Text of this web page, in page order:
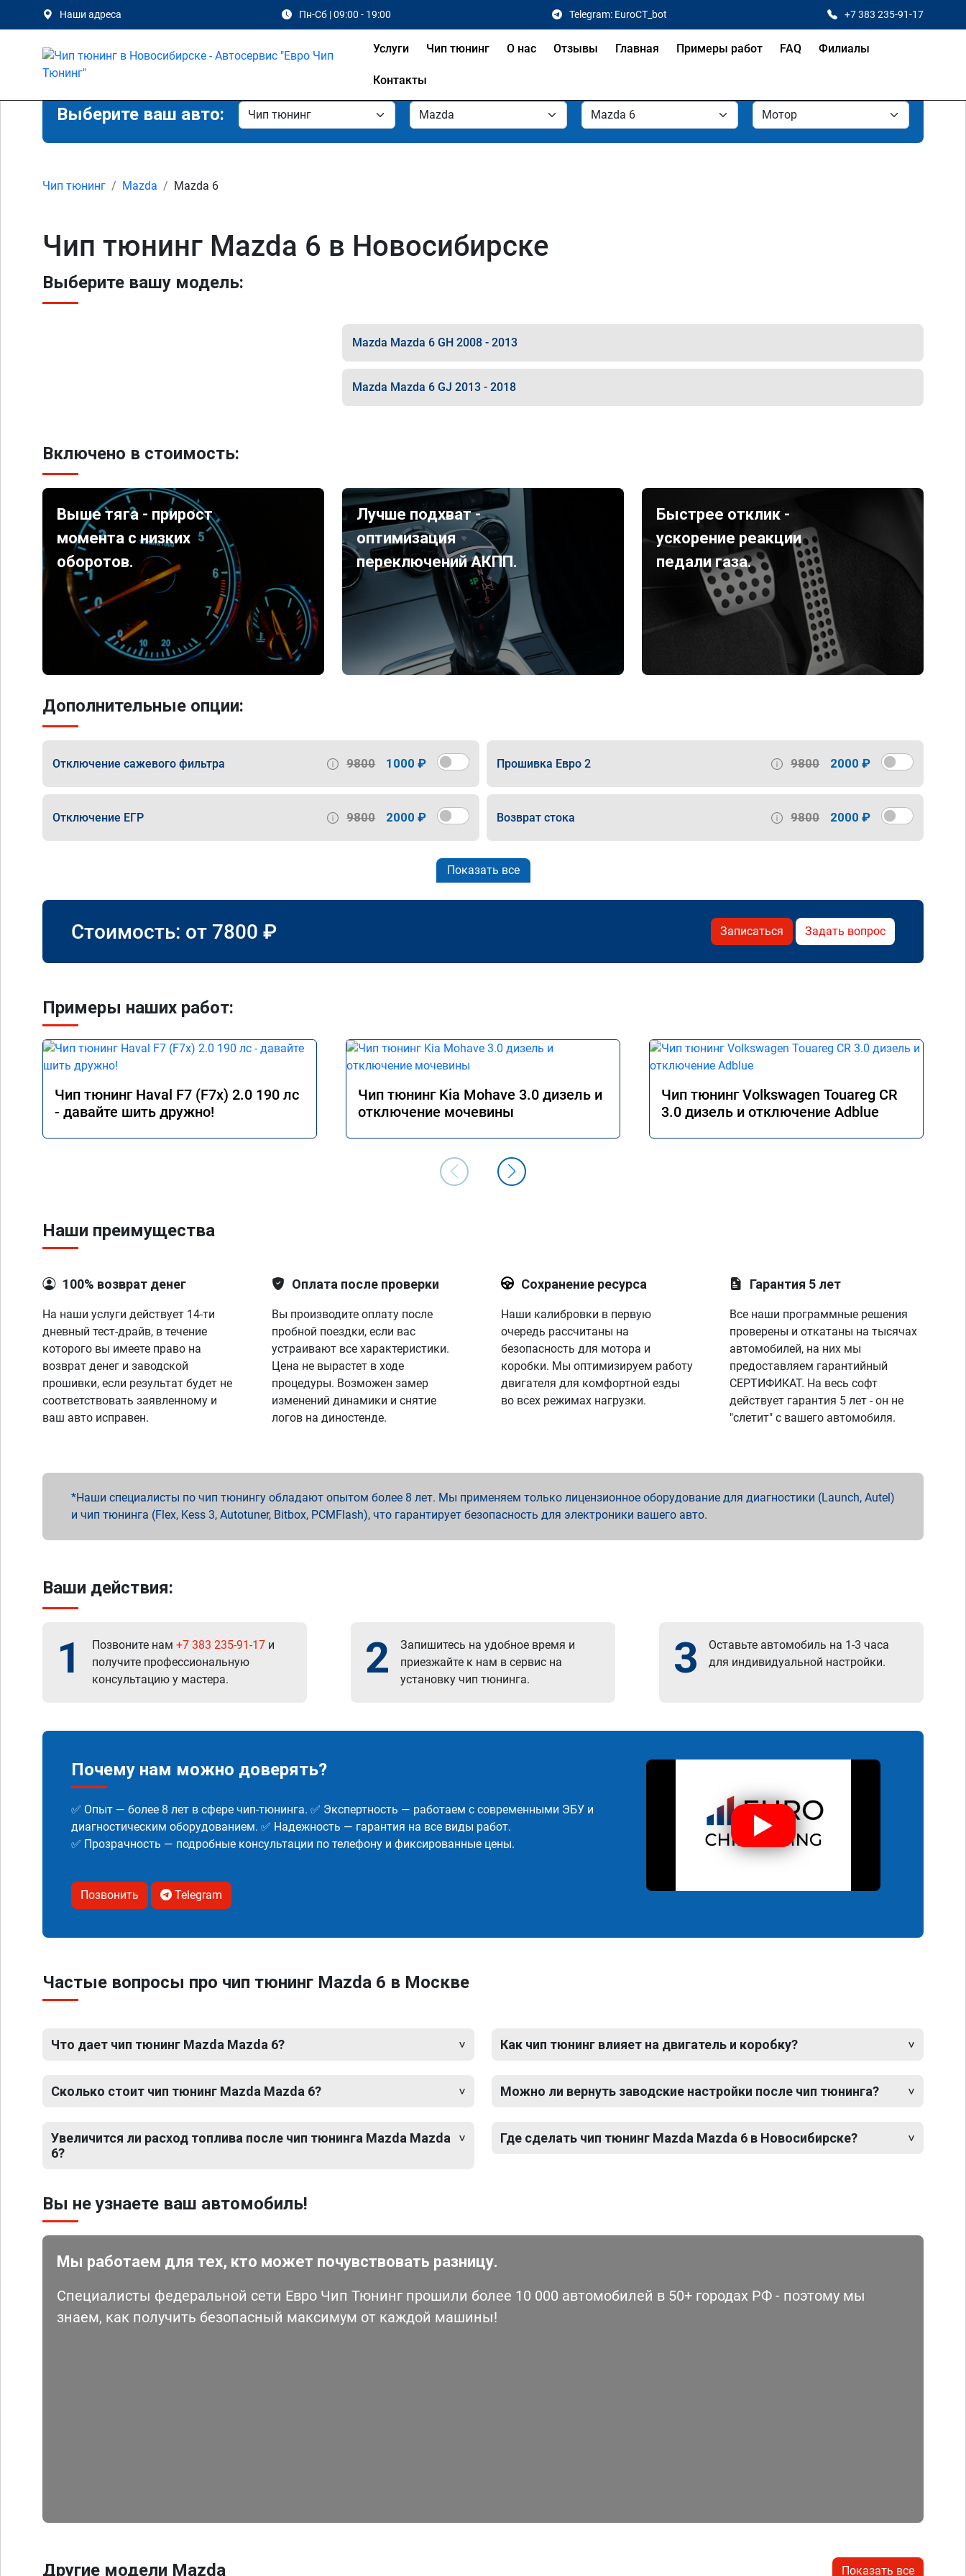
Наши адреса Пн-Сб | 09:00 - 19:00 Telegram: EuroCT_bot +7 383 235-91-17
Услуги Чип тюнинг О нас Отзывы Главная Примеры работ FAQ Филиалы
Контакты
Выберите ваш авто:
Чип тюнинг Mazda Mazda 6
Чип тюнинг Mazda 6 в Новосибирске
Выберите вашу модель:
Mazda Mazda 6 GH 2008 - 2013
Mazda Mazda 6 GJ 2013 - 2018
Включено в стоимость:
Выше тяга - прирост
момента с низких
оборотов.
Лучше подхват -
оптимизация
переключений АКПП.
Быстрее отклик -
ускорение реакции
педали газа.
Дополнительные опции:
Отключение сажевого фильтра 9800 1000 ₽ Прошивка Евро 2 9800 2000 ₽
Отключение ЕГР 9800 2000 ₽ Возврат стока 9800 2000 ₽
Показать все
Стоимость: от 7800 ₽ Записаться Задать вопрос
Примеры наших работ:
Чип тюнинг Haval F7 (F7x) 2.0 190 лс
- давайте шить дружно!
Чип тюнинг Kia Mohave 3.0 дизель и
отключение мочевины
Чип тюнинг Volkswagen Touareg CR
3.0 дизель и отключение Adblue
Наши преимущества
100% возврат денег
На наши услуги действует 14-ти
дневный тест-драйв, в течение
которого вы имеете право на
возврат денег и заводской
прошивки, если результат будет не
соответствовать заявленному и
ваш авто исправен.
Оплата после проверки
Вы производите оплату после
пробной поездки, если вас
устраивают все характеристики.
Цена не вырастет в ходе
процедуры. Возможен замер
изменений динамики и снятие
логов на диностенде.
Сохранение ресурса
Наши калибровки в первую
очередь рассчитаны на
безопасность для мотора и
коробки. Мы оптимизируем работу
двигателя для комфортной езды
во всех режимах нагрузки.
Гарантия 5 лет
Все наши программные решения
проверены и откатаны на тысячах
автомобилей, на них мы
предоставляем гарантийный
СЕРТИФИКАТ. На весь софт
действует гарантия 5 лет - он не
"слетит" с вашего автомобиля.
Наши специалисты по чип тюнингу обладают опытом более 8 лет. Мы применяем только лицензионное оборудование для диагностики (Launch, Autel)
и чип тюнинга (Flex, Kess 3, Autotuner, Bitbox, PCMFlash), что гарантирует безопасность для электроники вашего авто.
Ваши действия:
1 Позвоните нам +7 383 235-91-17 и
получите профессиональную
консультацию у мастера.
2
Запишитесь на удобное время и
приезжайте к нам в сервис на
установку чип тюнинга.
3
Оставьте автомобиль на 1-3 часа
для индивидуальной настройки.
Почему нам можно доверять?
✅ Опыт — более 8 лет в сфере чип-тюнинга. ✅ Экспертность — работаем с современными ЭБУ и
диагностическим оборудованием. ✅ Надежность — гарантия на все виды работ.
✅ Прозрачность — подробные консультации по телефону и фиксированные цены.
Позвонить Telegram
Частые вопросы про чип тюнинг Mazda 6 в Москве
Что дает чип тюнинг Mazda Mazda 6?
Сколько стоит чип тюнинг Mazda Mazda 6?
Увеличится ли расход топлива после чип тюнинга Mazda Mazda
6?
Как чип тюнинг влияет на двигатель и коробку?
Можно ли вернуть заводские настройки после чип тюнинга?
Где сделать чип тюнинг Mazda Mazda 6 в Новосибирске?
Вы не узнаете ваш автомобиль!
Мы работаем для тех, кто может почувствовать разницу.
Специалисты федеральной сети Евро Чип Тюнинг прошили более 10 000 автомобилей в 50+ городах РФ - поэтому мы
знаем, как получить безопасный максимум от каждой машины!
Другие модели Mazda Показать все